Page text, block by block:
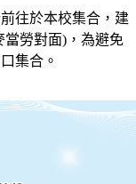
往於本校集合，建
當勞對面) ，為避免
集合。